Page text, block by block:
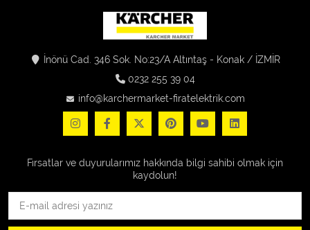
İnönü Cad. 346 Sok. No:23/A Altıntaş - Konak / İZMİR
0232 255 39 04
info@karchermarket-firatelektrik.com
Fırsatlar ve duyurularımız hakkında bilgi sahibi olmak için
kaydolun!